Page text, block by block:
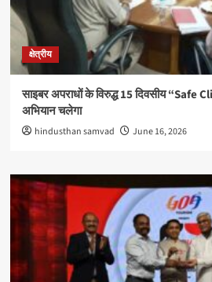
क्षेत्रीय
साइबर अपराधों के विरुद्ध 15 दिवसीय
अभियान चलेगा
hindusthan samvad June 16, 2026